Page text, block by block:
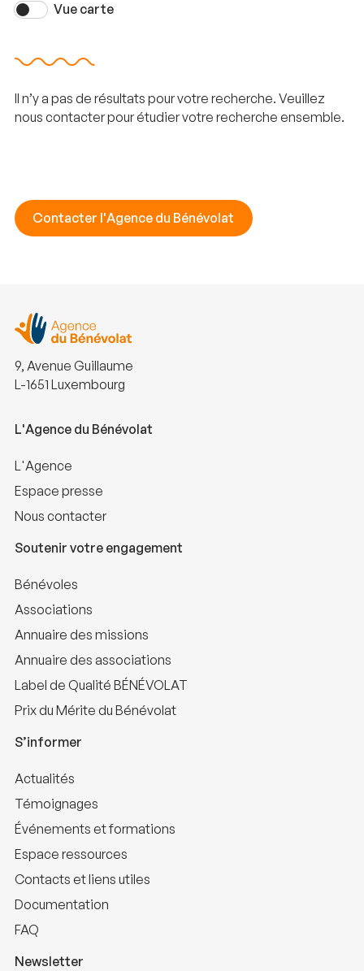
Vue carte
Il n’y a pas de résultats pour votre recherche. Veuillez
nous contacter pour étudier votre recherche ensemble.
Contacter l'Agence du Bénévolat
9, Avenue Guillaume
L-1651 Luxembourg
L'Agence du Bénévolat
L'Agence
Espace presse
Nous contacter
Soutenir votre engagement
Bénévoles
Associations
Annuaire des missions
Annuaire des associations
Label de Qualité BÉNÉVOLAT
Prix du Mérite du Bénévolat
S’informer
Actualités
Témoignages
Événements et formations
Espace ressources
Contacts et liens utiles
Documentation
FAQ
Newsletter